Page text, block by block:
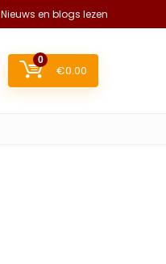
Nieuws en blogs lezen
0
€0.00